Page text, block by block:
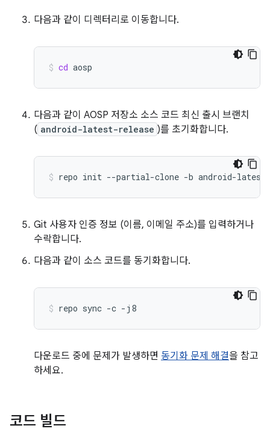
다음과 같이 디렉터리로 이동합니다.
cd aosp
다음과 같이 AOSP 저장소 소스 코드 최신 출시 브랜치
( android-latest-release )를 초기화합니다.
repo init --partial-clone -b android-
Git 사용자 인증 정보 (이름, 이메일 주소)를 입력하거나
수락합니다.
다음과 같이 소스 코드를 동기화합니다.
repo sync -c -j8
다운로드 중에 문제가 발생하면 동기화 문제 해결을 참고
하세요.
코드 빌드